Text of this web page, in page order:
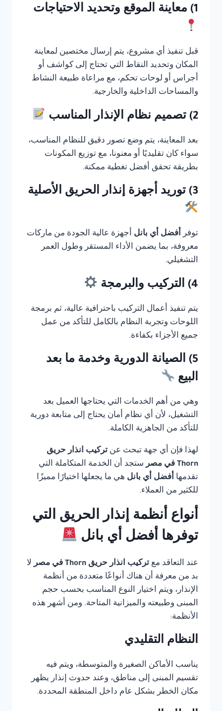
1) معاينة الموقع وتحديد الاحتياجات
قبل تنفيذ أي مشروع، يتم إرسال مختصين لمعاينة
المكان وتحديد النقاط التي تحتاج إلى كواشف أو
أجراس أو لوحات تحكم، مع مراعاة طبيعة النشاط
والمساحات الداخلية والخارجية.
2) تصميم نظام الإنذار المناسب
بعد المعاينة، يتم وضع تصور دقيق للنظام المناسب،
سواء كان تقليديًا أو معنونا، مع توزيع المكونات
بطريقة تحقق أفضل تغطية ممكنة.
3) توريد أجهزة إنذار الحريق الأصلية
توفر أفضل أي بانل أجهزة عالية الجودة من ماركات
معروفة، بما يضمن الأداء المستقر وطول العمر
التشغيلي.
4) التركيب والبرمجة
يتم تنفيذ أعمال التركيب باحترافية عالية، ثم برمجة
اللوحات وتجربة النظام بالكامل للتأكد من عمل
جميع الأجزاء بكفاءة.
5) الصيانة الدورية وخدمة ما بعد
البيع
وهي من أهم الخدمات التي يحتاجها العميل بعد
التشغيل، لأن أي نظام أمان يحتاج إلى متابعة دورية
للتأكد من الجاهزية الكاملة.
لهذا فإن أي جهة تبحث عن تركيب انذار حريق
Thorn في مصر
ستجد أن الخدمة المتكاملة التي
تقدمها أفضل أي بانل هي ما يجعلها اختيارًا مميزًا
للكثير من العملاء.
أنواع أنظمة إنذار الحريق التي
توفرها أفضل أي بانل
عند التعاقد مع تركيب انذار حريق Thorn في مصر
لا
بد من معرفة أن هناك أنواعًا متعددة من أنظمة
الإنذار، ويتم اختيار النوع المناسب بحسب حجم
المبنى وطبيعته والميزانية المتاحة. ومن أشهر هذه
الأنظمة:
النظام التقليدي
يناسب الأماكن الصغيرة والمتوسطة، ويتم فيه
تقسيم المبنى إلى مناطق، وعند حدوث إنذار يظهر
مكان الخطر بشكل عام داخل المنطقة المحددة.